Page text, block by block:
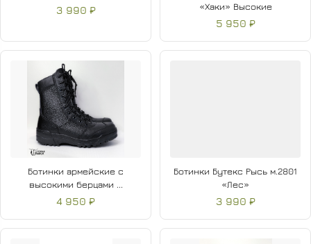
3 990 ₽ «Хаки» Высокие
5 950 ₽
Ботинки армейские с
высокими берцами ...
4 950 ₽
Ботинки Бутекс Рысь м.2801
«Лес»
3 990 ₽